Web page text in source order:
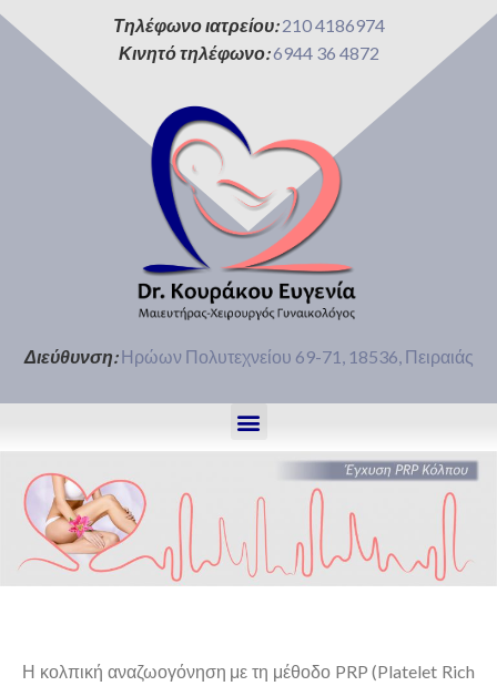
Τηλέφωνο ιατρείου:210 4186974
Κινητό τηλέφωνο:6944 36 4872
Διεύθυνση:Ηρώων Πολυτεχνείου 69-71, 18536, Πειραιάς
Η κολπική αναζωογόνηση με τη μέθοδο PRP (Platelet Rich